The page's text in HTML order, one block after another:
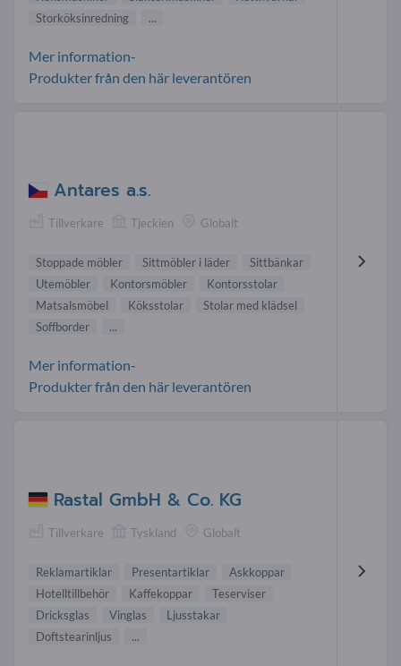
Storköksinredning
...
Mer information-
Produkter från den här leverantören
Antares a.s.
Tillverkare Tjeckien Globalt
Stoppade möbler Sittmöbler i läder
Sittbänkar
Utemöbler
Kontorsmöbler
Kontorsstolar
Matsalsmöbel
Köksstolar
Stolar med klädsel
Soffborder
...
Mer information-
Produkter från den här leverantören
Rastal GmbH & Co. KG
Tillverkare Tyskland Globalt
Reklamartiklar Presentartiklar
Askkoppar
Hotelltillbehör
Kaffekoppar
Teserviser
Dricksglas
Vinglas
Ljusstakar
Doftstearinljus
...